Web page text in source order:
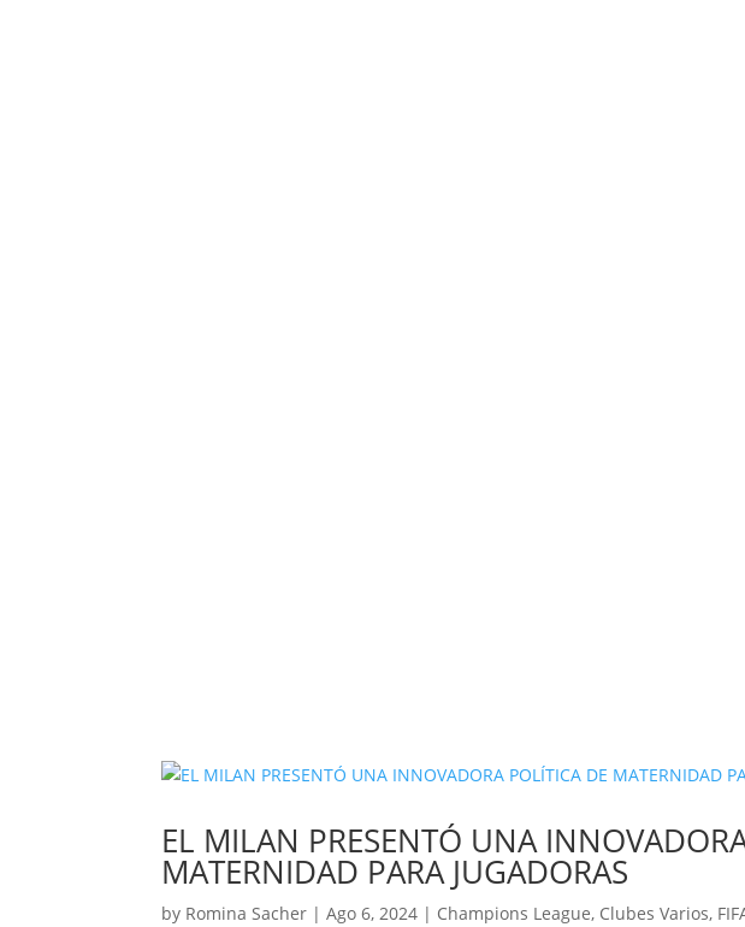
EL MILAN PRESENTÓ UNA
MATERNIDAD PARA JUGADORAS
by Romina Sacher |Ago 6, 2024 | Champions League, Clubes Varios,